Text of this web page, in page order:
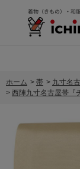
ホーム > 帯 > 九寸名
> 西陣九寸名古屋帯『